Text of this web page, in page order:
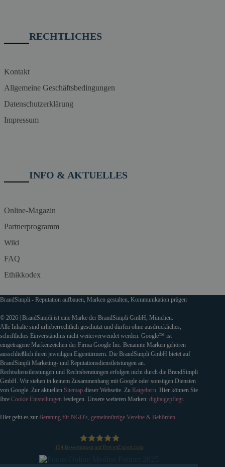
RECHTLICHES
Kontakt
Allgemeine Geschäftsbedingungen
Datenschutzerklärung
Impressum
INFO & AKTUELLES
Online-Magazin
Partnerprogramm
Wiki
FAQ
Ethikkodex
BrandSimpli - Reputation aufbauen, Marken gestalten, Kommunikation prägen
© 2026 | BrandSimpli ist eine Marke der BrandSimpli GmbH, München.
Alle Inhalte sind urheberrechtlich geschützt und dürfen ohne ausdrückliches,
schriftliches Einverständnis nicht weiterverwendet werden. Google™ ist
eingetragene Markenzeichen der Firma Google Inc. Benannte Marken gehören
ausschließlich ihren jeweiligen Eigentürmern. Die BrandSimpli GmbH bietet auf
BrandSimpli Marketing- und Reputationsdienstleistungen an.
Rechtsdienstleistungen und Rechtsberatungen erfolgen nicht durch die BrandSimpli
GmbH. Wir stehen in keinem Zusammenhang mit Google oder sonstigen Diensten
von Google. Zur aktuellen Sitemap dieser Webseite. Zu Ratgebern . Hier können Sie
Ihre Cookie Einstellungen festlegen. Unsere weiteren Marken: digitalgepflegt
Hier geht es zur Beratung für NGO's, gemeinnützige Vereine & Behörden
154 Bewertungen auf ProvenExpert.com